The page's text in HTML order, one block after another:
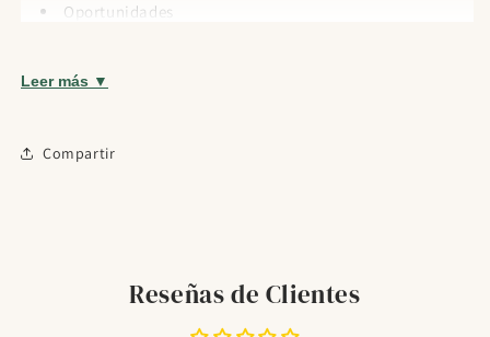
Oportunidades
Indicado para quien busque un producto de spray.
Leer más ▼
Compartir
Reseñas de Clientes